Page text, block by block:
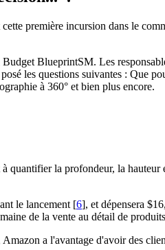
première incursion dans le
BlueprintSM. Les
les questions suivantes : Que
à 360° et bien plus encore.
la profondeur, la hauteur
le lancement [6], et dépensera
de la vente au détail de
a l'avantage d'avoir des